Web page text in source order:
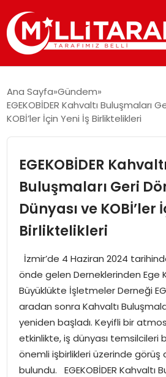
ÖZEL SAYFALAR
SPOR
MAGAZIN
Ana Sayfa Gündem
EGEKOBİDER Kahvaltı Buluşmaları
KOBİ’ler İçin Yeni İş Birliktelikleri
EGEKOBİDER
Buluşmaları Geri
Dünyası ve KOBİ’ler
Birliktelikleri
İzmir’de 4 Haziran 2024
önde gelen Derneklerinden Ege
Büyüklükte İşletmeler Derneği
aradan sonra Kahvaltı
yeniden başladı. Keyifli bir
etkinlikte, iş dünyası temsilcileri
önemli işbirlikleri üzerinde görüş
bulundu. EGEKOBİDER Kahvaltı